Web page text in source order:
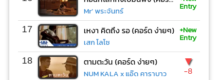
Mr’ พระจันทร์ Entry
17 เหงา คิดถึง รอ (คอร์ด ง่ายๆ)
เสก โลโซ
+New
Entry
18 ตามตะวัน (คอร์ด ง่ายๆ)
NUM KALA x แอ๊ด คาราบาว
▼
-8